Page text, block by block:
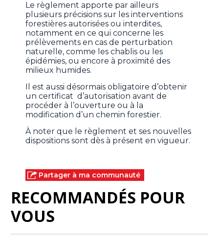
Le règlement apporte par ailleurs
plusieurs précisions sur les interventions
forestières autorisées ou interdites,
notamment en ce qui concerne les
prélèvements en cas de perturbation
naturelle, comme les chablis ou les
épidémies, ou encore à proximité des
milieux humides.
Il est aussi désormais obligatoire d’obtenir
un certificat d’autorisation avant de
procéder à l’ouverture ou à la
modification d’un chemin forestier.
À noter que le règlement et ses nouvelles
dispositions sont dès à présent en vigueur.
Partager à ma communauté
RECOMMANDÉS POUR
VOUS